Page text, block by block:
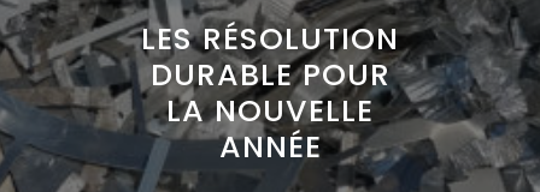
LES RÉSOLUTION
DURABLE POUR
LA NOUVELLE
ANNÉE